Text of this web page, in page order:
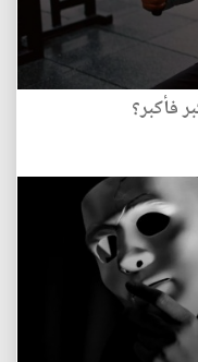
فأكبر؟